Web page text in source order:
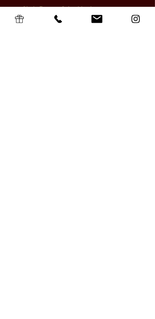
The Shala Darpan School Login is an important
gateway for schools to access digital tools that